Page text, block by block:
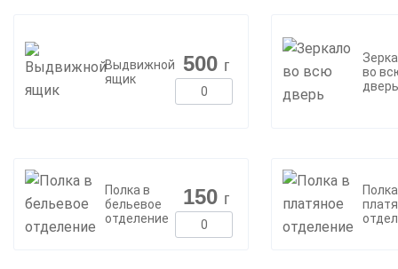
Выдвижной
ящик
500 г
во
дверь
Полка в
бельевое
отделение
150 г